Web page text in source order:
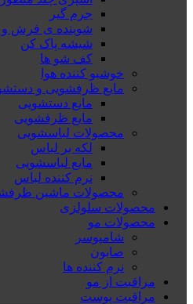
جرم گیر
شوینده ی فرش و
شیشه پاک کن
کف شو ها
خوشبو کننده هوا
مایع ظرفشویی و
مایع دستشویی
مایع ظرفشویی
محصولات لباسشویی
لکه بر لباس
مایع لباسشویی
نرم کننده لباس
محصولات ماشین
محصولات سلولزی
محصولات مو
شامپوسر
صابون
نرم کننده ها
مراقبت از مو
مراقبت پوست